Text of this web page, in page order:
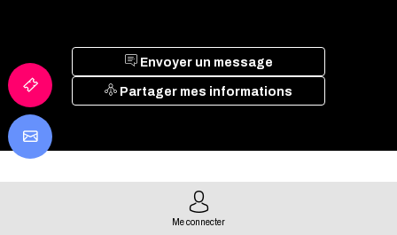
Envoyer un message
Partager mes informations
EXPOSANTS LIÉS
Me connecter